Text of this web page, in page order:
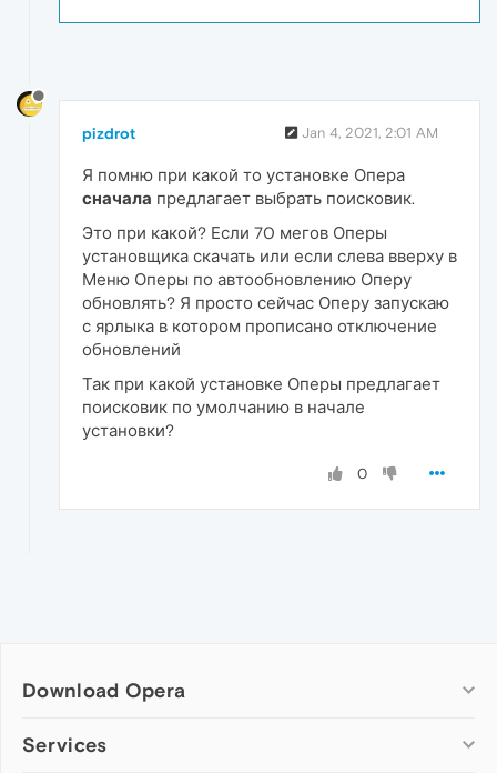
pizdrot Jan 4, 2021, 2:01 AM
Я помню при какой то установке Опера
сначала предлагает выбрать поисковик.
Это при какой? Если 70 мегов Оперы
установщика скачать или если слева вверху в
Меню Оперы по автообновлению Оперу
обновлять? Я просто сейчас Оперу запускаю
с ярлыка в котором прописано отключение
обновлений
Так при какой установке Оперы предлагает
поисковик по умолчанию в начале
установки?
0
Download Opera
Computer browsers
Services